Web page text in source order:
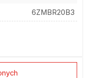
6ZMBR20B3